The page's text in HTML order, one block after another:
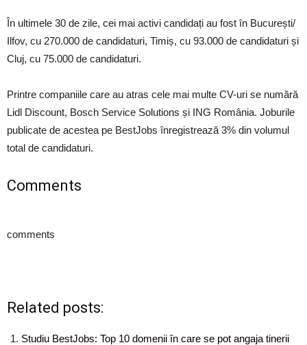
În ultimele 30 de zile, cei mai activi candidați au fost în București/
Ilfov, cu 270.000 de candidaturi, Timiș, cu 93.000 de candidaturi și
Cluj, cu 75.000 de candidaturi.
Printre companiile care au atras cele mai multe CV-uri se numără
Lidl Discount, Bosch Service Solutions și ING România. Joburile
publicate de acestea pe BestJobs înregistrează 3% din volumul
total de candidaturi.
Comments
comments
Related posts:
Studiu BestJobs: Top 10 domenii în care se pot angaja tinerii